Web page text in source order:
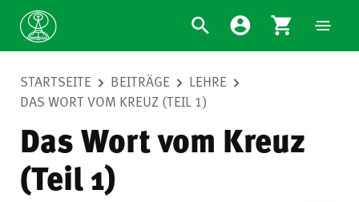
STARTSEITE BEITRÄGE
LEHRE
DAS WORT VOM KREUZ (TEIL 1)
Das Wort vom Kreuz
(Teil 1)